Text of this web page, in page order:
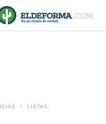
LISTAS